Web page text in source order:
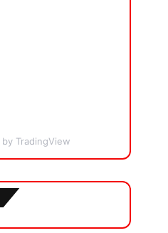
by TradingView